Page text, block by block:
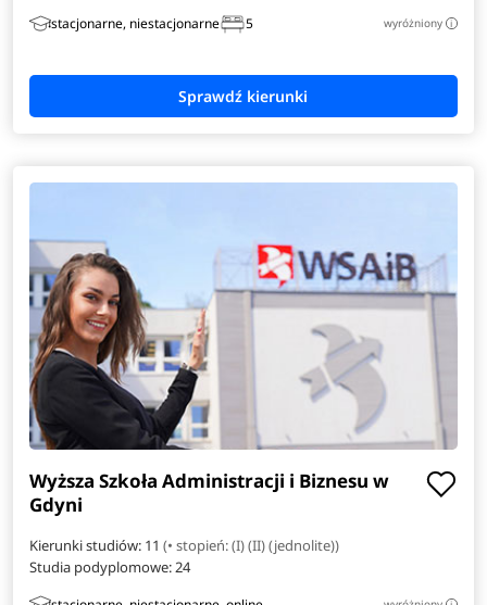
Dziennikarstwo i medioznawstwo
Elektroradiologia
Filologia hiszpańska
Filologia włoska
Finance
Informatyka w biznesie
Inżynieria i analiza danych
Inżynieria materiałowa
stacjonarne, niestacjonarne 5 wyróżniony i
Wyższa Szkoła Administracji i Biznesu w
Gdyni
Kierunki studiów: 11(• stopień: (I) (II) (jednolite))
Studia podyplomowe:24